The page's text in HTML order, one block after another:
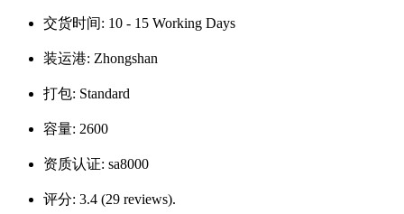
交货时间: 10 - 15 Working Days
装运港: Zhongshan
打包: Standard
容量: 2600
资质认证: sa8000
评分: 3.4 (29 reviews).